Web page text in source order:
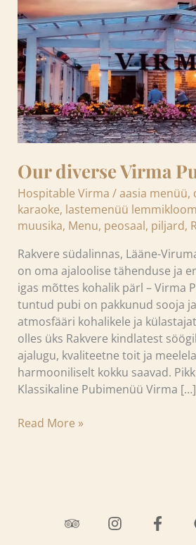
Our diverse Virma
Hospitable Virma /aasia menüü,
karaoke, lastemenüü
muusika, Menu, peosaal, piljard,
Rakvere südalinnas, Lääne-
on oma ajaloolise tähenduse ja
igas mõttes kohalik pärl – Virma
tuntud pubi on pakkunud sooja
atmosfääri kohalikele ja
olles üks Rakvere kindlatest
ajalugu, kvaliteetne toit ja
harmooniliselt kokku saavad.
Klassikaline Pubimenüü Virma […]
Read More »